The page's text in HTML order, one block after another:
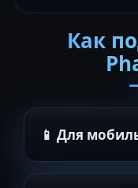
Как
📱 Для